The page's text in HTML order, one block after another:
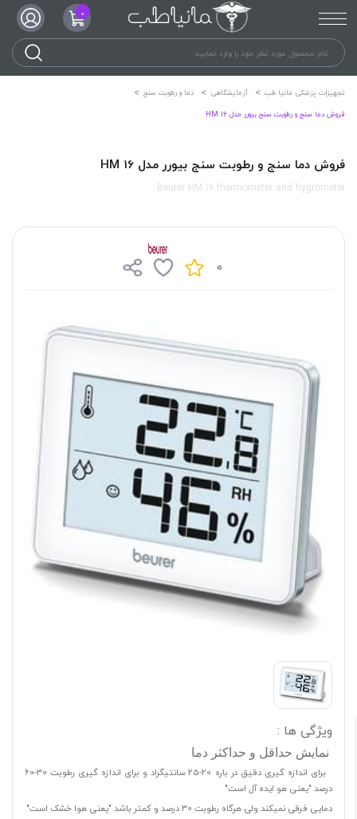
0
تجهیزات پزشکی مانیا طب آزمایشگاهی
دما و رطوبت سنج
فروش دما سنج و رطوبت سنج بیورر مدل HM 16
فروش دما سنج و رطوبت سنج بیورر مدل HM 16
Beurer HM 16 thermometer and hygrometer
0
ویژگی ها :
نمایش حداقل و حداکثر دما
برای اندازه گیری دقیق در باره 20-25 سانتیگراد و برای اندازه گیری رطوبت 30-60
درصد "یعنی هو ایده آل است"
دمایی فرقی نمیکند ولی هرگاه رطوبت 30 درصد و کمتر باشد "یعنی هوا خشک است"